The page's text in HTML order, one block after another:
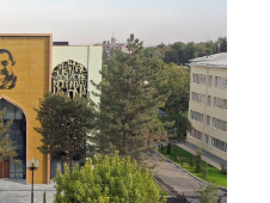
школы
критик,
— все эти
отражают
и величину его